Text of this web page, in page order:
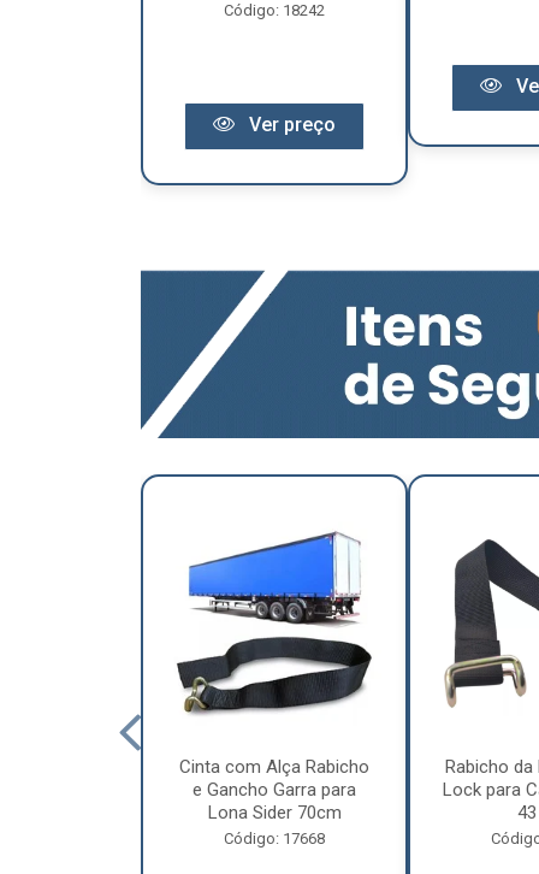
Código: 18242
Ver preço
Cinta com Alça Rabicho
e Gancho Garra para
Lona Sider 70cm
Código: 17668
Rabicho da
Lock para